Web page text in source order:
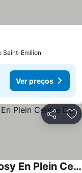
Saint-Emilion
Ver preços
Partilhar
Chambre Dans Une Maison Cosy En Plein Centre De Libourne